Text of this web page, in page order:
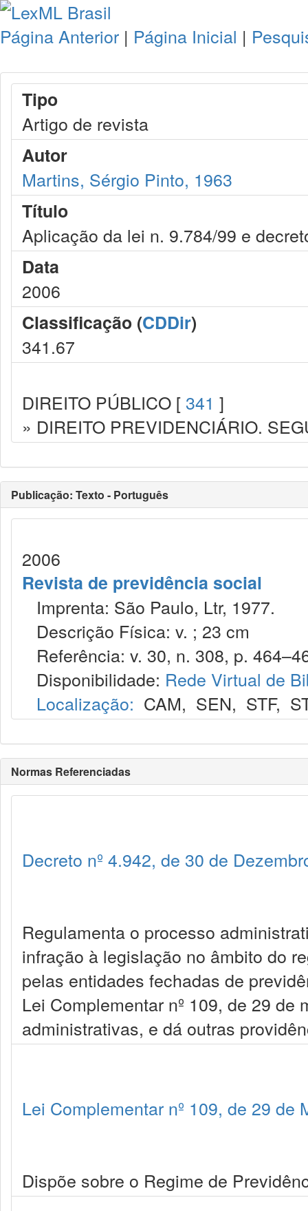
Página Anterior | Página Inicial |
Tipo
Artigo de revista
Autor
Martins, Sérgio Pinto, 1963
Título
Aplicação da lei n. 9.784/99 e
Data
2006
Classificação (CDDir)
341.67
DIREITO PÚBLICO [ 341 ]
» DIREITO PREVIDENCIÁRIO.
Publicação: Texto - Português
2006
Revista de previdência social
Imprenta: São Paulo, Ltr, 1977.
Descrição Física: v. ; 23 cm
Referência: v. 30, n. 308, p.
Disponibilidade: Rede Virtual de
Localização: CAM, SEN, STF,
Normas Referenciadas
Decreto nº 4.942, de 30 de
Regulamenta o processo
infração à legislação no âmbito do
pelas entidades fechadas de
Lei Complementar nº 109, de 29
administrativas, e dá outras
Lei Complementar nº 109, de 29 de
Dispõe sobre o Regime de